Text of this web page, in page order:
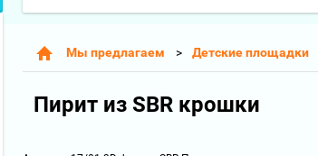
Мы предлагаем Детские площадки
Пирит из SBR крошки